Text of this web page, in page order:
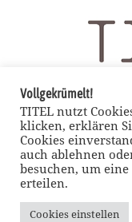
Vollgekrümelt!
TITEL nutzt
klicken, erklären
Cookies
auch ablehnen
besuchen, um
erteilen.
Cookies einstellen